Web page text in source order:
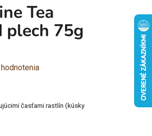
Tea
plech 75g
časťami rastlín (kúsky